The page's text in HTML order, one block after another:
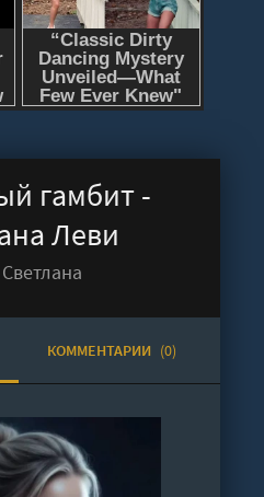
гамбит -
Леви
КОММЕНТАРИИ (0)